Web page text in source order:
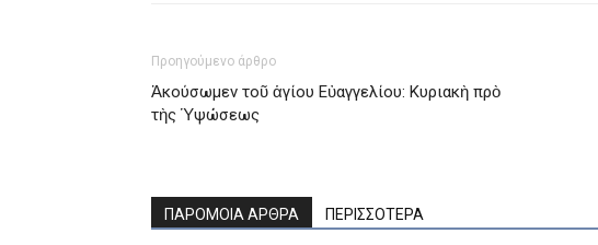
Προηγούμενο άρθρο
Ἀκούσωμεν τοῦ ἁγίου Εὐαγγελίου: Κυριακὴ πρὸ
τὴς Ὑψώσεως
ΠΑΡΟΜΟΙΑ ΑΡΘΡΑ ΠΕΡΙΣΣΟΤΕΡΑ